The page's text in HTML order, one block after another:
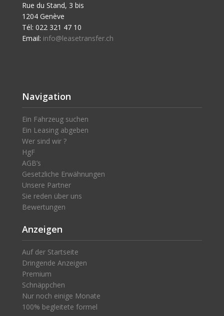
Rue du Stand, 3 bis
1204 Genève
Tél: 022 321 47 10
Email: info@leasetransfer.ch
Navigation
Ein Fahrzeug suchen
Ein Leasing abgeben
Wer sind wir ?
HgF
AGB’s
Gesetzliche Erwähnungen
Unsere Partner
Sie reden über uns
Bewertungen
Anzeigen
Auf der Startseite
Dringende Anzeigen
Premium
Schnäppchen
Nur noch einige Monate
100% begleitete formel